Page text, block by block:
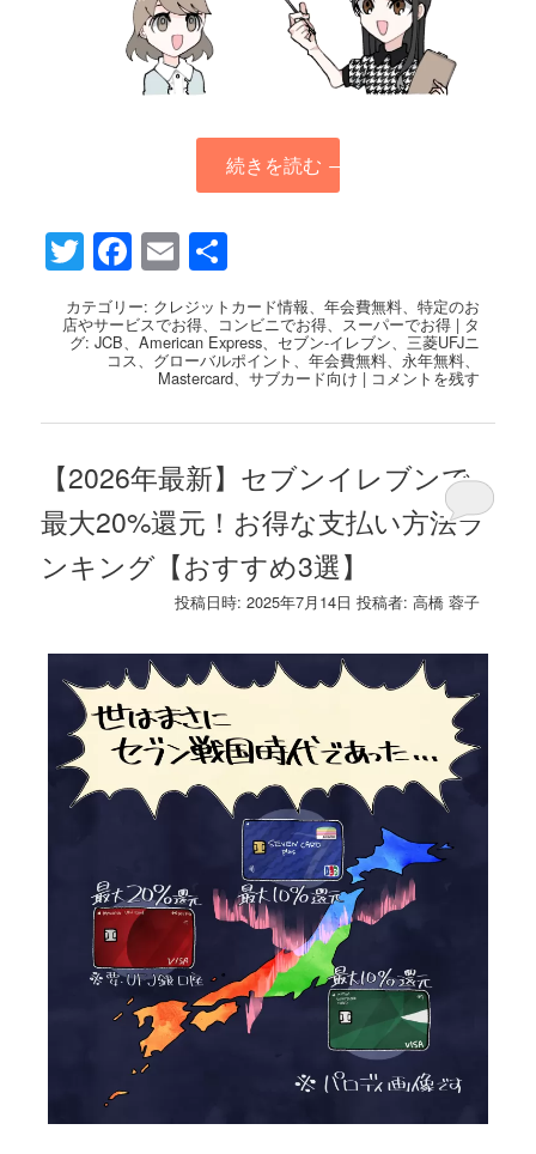
続きを読む →
Twitter
Facebook
Email
有
カテゴリー: クレジットカード情報 、年会費無料 、特定のお
店やサービスでお得 コンビニでお得 スーパーでお得 | タ
グ: JCB 、American Express セブン-イレブン 三菱UFJニ
コス グローバルポイント 、年会費無料 、永年無料
Mastercard 、サブカード向け | コメントを残す
【2026年最新】セブンイレブンで
最大20%還元！お得な支払い方法ラ
ンキング【おすすめ3選】
投稿日時:2025年7月14日 投稿者:高橋 蓉子